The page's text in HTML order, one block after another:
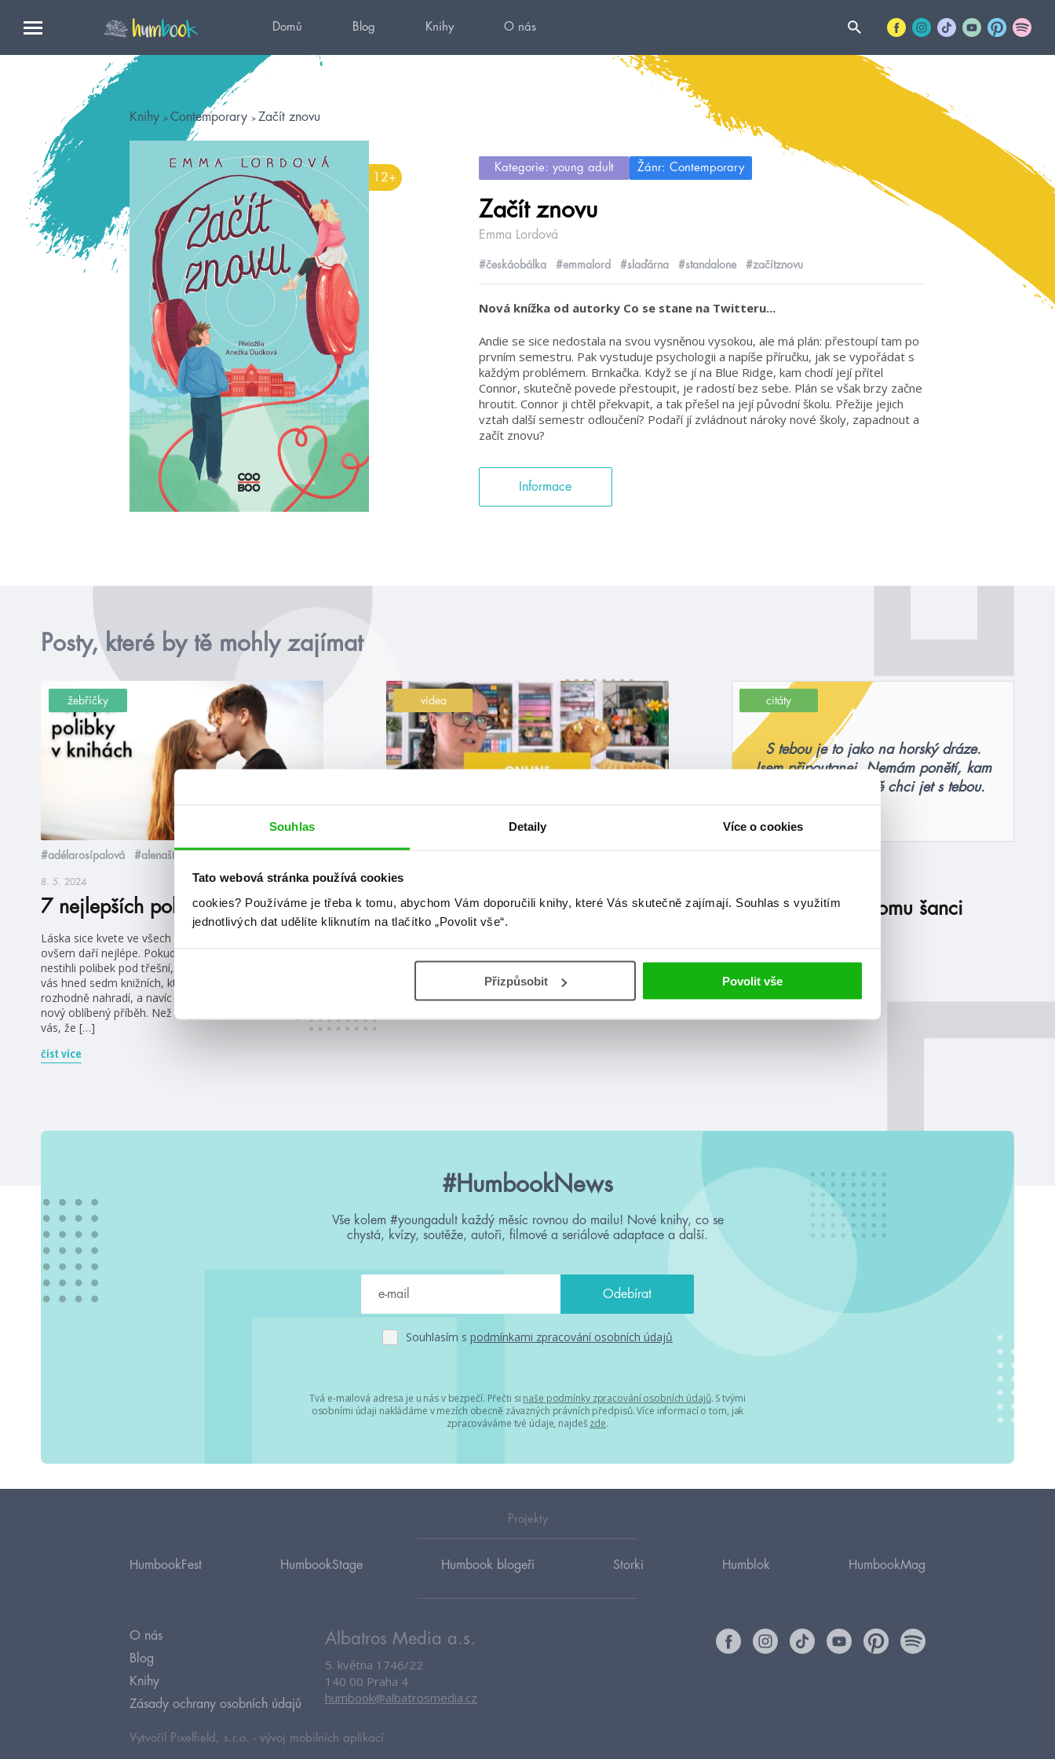
Souhlas Detaily Více o cookies
Tato webová stránka používá cookies
cookies? Používáme je třeba k tomu, abychom Vám doporučili knihy, které Vás skutečně zajímají. Souhlas s využitím
jednotlivých dat udělíte kliknutím na tlačítko „Povolit vše“.
Přizpůsobit Povolit vše
Domů Blog Knihy O nás
Knihy Contemporary Začít znovu
12+
Kategorie: young adult Žánr: Contemporary
Začít znovu
Emma Lordová
#českáobálka #emmalord #slaďárna #standalone #začítznovu
Nová knížka od autorky Co se stane na Twitteru...
Andie se sice nedostala na svou vysněnou vysokou, ale má plán: přestoupí tam po
prvním semestru. Pak vystuduje psychologii a napíše příručku, jak se vypořádat s
každým problémem. Brnkačka. Když se jí na Blue Ridge, kam chodí její přítel
Connor, skutečně povede přestoupit, je radostí bez sebe. Plán se však brzy začne
hroutit. Connor ji chtěl překvapit, a tak přešel na její původní školu. Přežije jejich
vztah další semestr odloučení? Podaří jí zvládnout nároky nové školy, zapadnout a
začít znovu?
Informace
Posty, které by tě mohly zajímat
žebříčky
#adélarosípalová #alenaštraubová
8. 5. 2024
7 nejlepších polibků v knihách
Láska sice kvete ve všech obdobích, na jaře se jí
ovšem daří nejlépe. Pokud jste ale na prvního máje
nestihli polibek pod třešní, nezoufejte! Máme tu pro
vás hned sedm knižních, které vám ten zážitek
rozhodně nahradí, a navíc díky nim třeba objevíte svou
nový oblíbený příběh. Než se pustíte do čtení, varujeme
vás, že […]
číst více
videa
3. 4. 2024
Dubnová online merenda 2024
knižního světa) pojďte podívat 😎
citáty
S tebou je to jako na horský dráze.
Jsem připoutanej. Nemám ponětí, kam
jedeš, ale rozhodně chci jet s tebou.
Emma Lord: Dej tomu šanci
#HumbookNews
Vše kolem #youngadult každý měsíc rovnou do mailu! Nové knihy, co se
chystá, kvízy, soutěže, autoři, filmové a seriálové adaptace a další.
Souhlasím s podmínkami zpracování osobních údajů
Tvá e-mailová adresa je u nás v bezpečí. Přečti si naše podmínky zpracování osobních údajů. S tvými
osobními údaji nakládáme v mezích obecně závazných právních předpisů. Více informací o tom, jak
zpracováváme tvé údaje, najdeš zde.
Projekty
HumbookFest HumbookStage Humbook blogeři Storki Humblok HumbookMag
O nás
Blog
Knihy
Zásady ochrany osobních údajů
Albatros Media a.s.
5. května 1746/22
140 00 Praha 4
humbook@albatrosmedia.cz
Vytvořil Pixelfield, s.r.o. - vývoj mobilních aplikací